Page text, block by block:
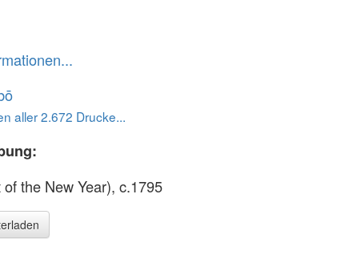
aller 2.672 Drucke...
the New Year), c.1795